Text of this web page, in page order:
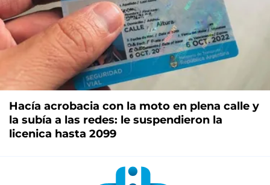
Hacía acrobacia con la moto en plena calle y
la subía a las redes: le suspendieron la
licenica hasta 2099